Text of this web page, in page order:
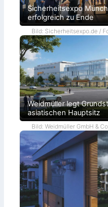
Sicherheitsexpo
erfolgreich zu Ende
Bild: Sicherheitsexpo.de /
Weidmüller legt
asiatischen Hauptsitz
Bild: Weidmüller GmbH &